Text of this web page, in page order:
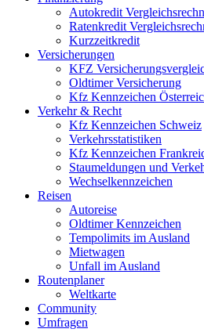
Autokredit
Ratenkredit
Kurzzeitkredit
Versicherungen
KFZ
Oldtimer Versicherung
Kfz Kennzeichen
Verkehr & Recht
Kfz Kennzeichen Schweiz
Verkehrsstatistiken
Kfz Kennzeichen
Staumeldungen und
Wechselkennzeichen
Reisen
Autoreise
Oldtimer Kennzeichen
Tempolimits im Ausland
Mietwagen
Unfall im Ausland
Routenplaner
Weltkarte
Community
Umfragen